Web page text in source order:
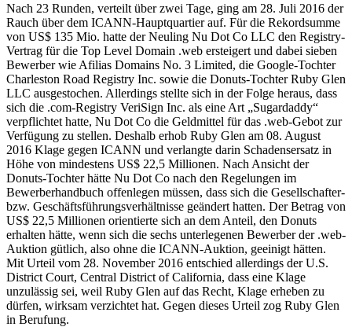
Nach 23 Runden, verteilt über zwei Tage, ging am 28. Juli 2016 der
Rauch über dem ICANN-Hauptquartier auf. Für die Rekordsumme
von US$ 135 Mio. hatte der Neuling Nu Dot Co LLC den Registry-
Vertrag für die Top Level Domain .web ersteigert und dabei sieben
Bewerber wie Afilias Domains No. 3 Limited, die Google-Tochter
Charleston Road Registry Inc. sowie die Donuts-Tochter Ruby Glen
LLC ausgestochen. Allerdings stellte sich in der Folge heraus, dass
sich die .com-Registry VeriSign Inc. als eine Art „Sugardaddy“
verpflichtet hatte, Nu Dot Co die Geldmittel für das .web-Gebot zur
Verfügung zu stellen. Deshalb erhob Ruby Glen am 08. August
2016 Klage gegen ICANN und verlangte darin Schadensersatz in
Höhe von mindestens US$ 22,5 Millionen. Nach Ansicht der
Donuts-Tochter hätte Nu Dot Co nach den Regelungen im
Bewerberhandbuch offenlegen müssen, dass sich die Gesellschafter-
bzw. Geschäftsführungsverhältnisse geändert hatten. Der Betrag von
US$ 22,5 Millionen orientierte sich an dem Anteil, den Donuts
erhalten hätte, wenn sich die sechs unterlegenen Bewerber der .web-
Auktion gütlich, also ohne die ICANN-Auktion, geeinigt hätten.
Mit Urteil vom 28. November 2016 entschied allerdings der U.S.
District Court, Central District of California, dass eine Klage
unzulässig sei, weil Ruby Glen auf das Recht, Klage erheben zu
dürfen, wirksam verzichtet hat. Gegen dieses Urteil zog Ruby Glen
in Berufung.